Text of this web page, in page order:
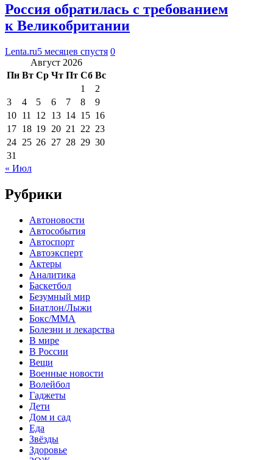
Россия обратилась с требованием
к Великобритании
Lenta.ru5 месяцев спустя 0
Август 2026
Пн Вт Ср Чт Пт Сб Вс
1
2
3
4 5 6 7 8
9
10 11 12 13 14 15 16
17 18 19 20 21 22 23
24 25 26 27 28 29 30
31
« Июл
Рубрики
Автоновости
Автособытия
Автоспорт
Автоэксперт
Актеры
Аналитика
Баскетбол
Безумный мир
Биатлон/Лыжи
Бокс/MMA
Болезни и лекарства
В мире
В России
Вещи
Военные новости
Волейбол
Гаджеты
Дети
Дом и сад
Еда
Звёзды
Здоровье